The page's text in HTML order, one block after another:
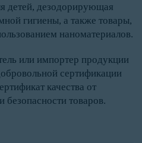
детей, дезодорирующая
гигиены, а также товары,
наноматериалов.
или импортер продукции
сертификации
качества от
безопасности товаров.